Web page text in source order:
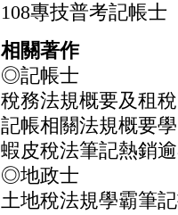
108專技普考記帳士
相關著作
◎記帳士
稅務法規概要及租
記帳相關法規概要
蝦皮稅法筆記熱銷
◎地政士
土地稅法規學霸筆